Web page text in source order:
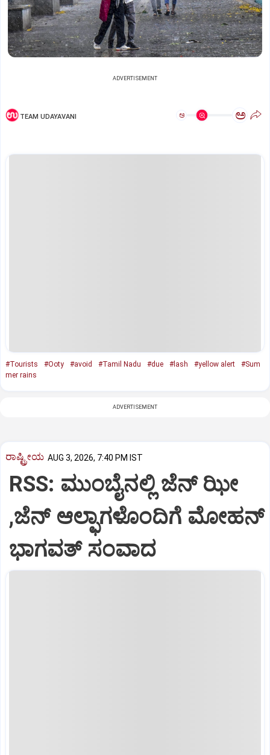
ADVERTISEMENT
TEAM UDAYAVANI ಅ ಅ
#Tourists #Ooty #avoid #Tamil Nadu #due #lash #yellow alert
#Sum
mer rains
ADVERTISEMENT
ರಾಷ್ಟ್ರೀಯ AUG 3, 2026, 7:40 PM IST
RSS: ಮುಂಬೈನಲ್ಲಿ ಜೆನ್‌ ಝೀ
,ಜೆನ್‌ ಆಲ್ಫಾಗಳೊಂದಿಗೆ ಮೋಹನ್‌
ಭಾಗವತ್‌ ಸಂವಾದ